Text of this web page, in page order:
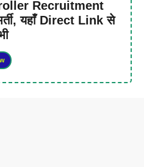
Recruitment
यहाँ Direct Link से